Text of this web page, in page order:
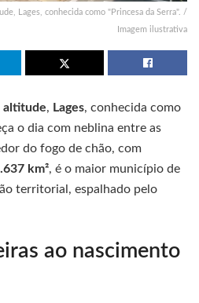
Lages, conhecida como "Princesa da Serra". /
Imagem ilustrativa
altitude, Lages, conhecida como
o dia com neblina entre as
do fogo de chão, com
km², é o maior município de
territorial, espalhado pelo
ao nascimento